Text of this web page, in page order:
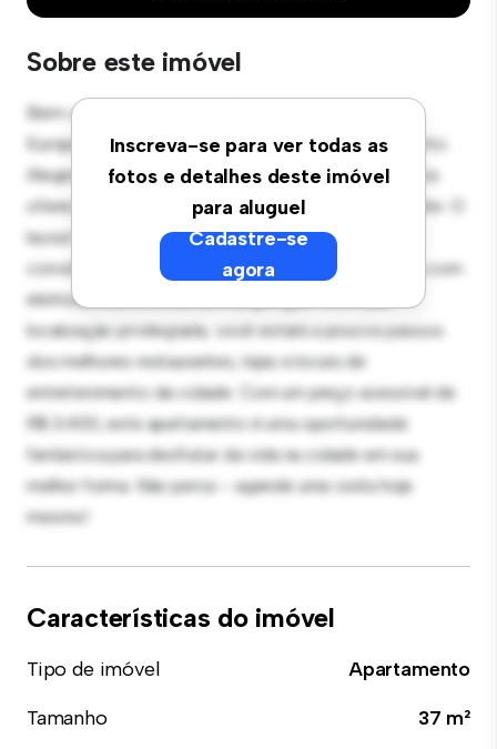
Sobre este imóvel
Inscreva-se para ver todas as
fotos e detalhes deste imóvel
para aluguel
Cadastre-se
agora
Bem-vindo ao seu novo refúgio urbano em Jardim
Europa, -, Avenida Doutor Nilo Peçanha, 3275 - Porto
Alegre - RS! Este moderno apartamento de 1 quartos
oferece um espaço de vida elegante e aconchegante. O
layout em conceito aberto é perfeito para receber
convidados, e a cozinha sofisticada está equipada com
eletrodomésticos de última geração. Com sua
localização privilegiada, você estará a poucos passos
dos melhores restaurantes, lojas e locais de
entretenimento da cidade. Com um preço acessível de
R$ 3.400, este apartamento é uma oportunidade
fantástica para desfrutar da vida na cidade em sua
melhor forma. Não perca – agende uma visita hoje
mesmo!
Características do imóvel
Tipo de imóvel
Apartamento
Tamanho
37 m²